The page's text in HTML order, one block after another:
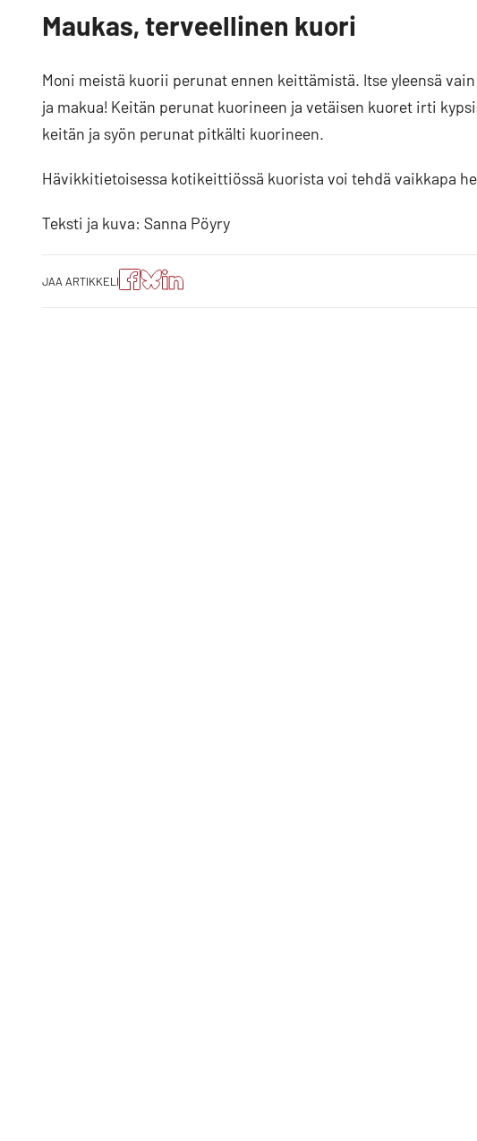
Maukas, terveellinen kuori
Moni meistä kuorii perunat ennen keittämistä. Itse yleensä
ja makua! Keitän perunat kuorineen ja vetäisen kuoret irti
keitän ja syön perunat pitkälti kuorineen.
Hävikkitietoisessa kotikeittiössä kuorista voi tehdä vaikkapa
Teksti ja kuva: Sanna Pöyry
JAA ARTIKKELI
JaaJaaJako: